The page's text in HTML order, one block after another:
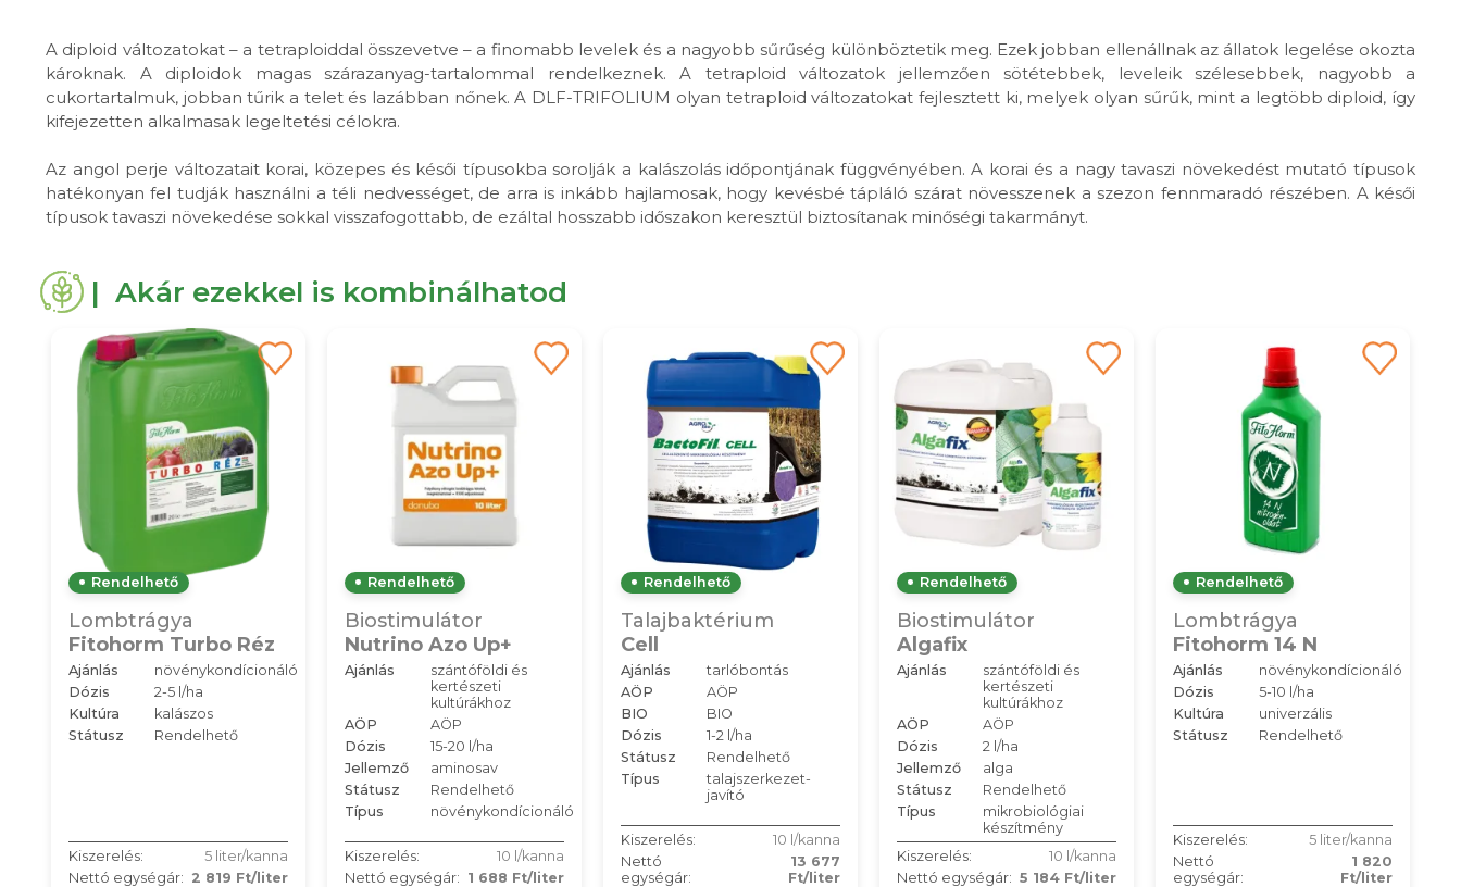
A diploid változatokat – a tetraploiddal összevetve – a finomabb levelek és a nagyobb sűrűség különböztetik meg. Ezek jobban ellenállnak az állatok legelése okozta
károknak. A diploidok magas szárazanyag-tartalommal rendelkeznek. A tetraploid változatok jellemzően sötétebbek, leveleik szélesebbek, nagyobb a
cukortartalmuk, jobban tűrik a telet és lazábban nőnek. A DLF-TRIFOLIUM olyan tetraploid változatokat fejlesztett ki, melyek olyan sűrűk, mint a legtöbb diploid, így
kifejezetten alkalmasak legeltetési célokra.
Az angol perje változatait korai, közepes és késői típusokba sorolják a kalászolás időpontjának függvényében. A korai és a nagy tavaszi növekedést mutató típusok
hatékonyan fel tudják használni a téli nedvességet, de arra is inkább hajlamosak, hogy kevésbé tápláló szárat növesszenek a szezon fennmaradó részében. A késői
típusok tavaszi növekedése sokkal visszafogottabb, de ezáltal hosszabb időszakon keresztül biztosítanak minőségi takarmányt.
| Akár ezekkel is kombinálhatod
Rendelhető
Lombtrágya
Fitohorm Turbo Réz
Ajánlás
növénykondícionáló
Dózis
2-5 l/ha
Kultúra
kalászos
Státusz
Rendelhető
Kiszerelés:
5 liter/kanna
Nettó egységár: 2 819 Ft/liter
Rendelhető
Biostimulátor
Nutrino Azo Up+
Ajánlás
szántóföldi és
kertészeti
kultúrákhoz
AÖP
AÖP
Dózis
15-20 l/ha
Jellemző
aminosav
Státusz
Rendelhető
Típus
növénykondícionáló
Kiszerelés:
10 l/kanna
Nettó egységár: 1 688 Ft/liter
Rendelhető
Talajbaktérium
Cell
Ajánlás
tarlóbontás
AÖP
AÖP
BIO
BIO
Dózis
1-2 l/ha
Státusz
Rendelhető
Típus
talajszerkezet-
javító
Kiszerelés:
10 l/kanna
Nettó
egységár:
13 677
Ft/liter
Rendelhető
Biostimulátor
Algafix
Ajánlás
szántóföldi és
kertészeti
kultúrákhoz
AÖP
AÖP
Dózis
2 l/ha
Jellemző
alga
Státusz
Rendelhető
Típus
mikrobiológiai
készítmény
Kiszerelés:
10 l/kanna
Nettó egységár: 5 184 Ft/liter
Rendelhető
Lombtrágya
Fitohorm 14 N
Ajánlás
növénykondícionáló
Dózis
5-10 l/ha
Kultúra
univerzális
Státusz
Rendelhető
Kiszerelés:
5 liter/kanna
Nettó
egységár:
1 820
Ft/liter